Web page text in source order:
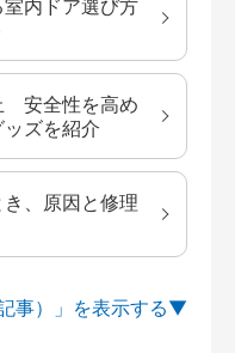
内ドア選び方
安全性を高め
ズを紹介
、原因と修理
事）」を